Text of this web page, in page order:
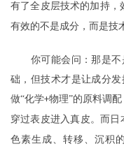
有了全皮层技术的加持，
有效的不是成分，而是技
你可能会问：那是不
础，但技术才是让成分
做“化学+物理”的原料调
穿过表皮进入真皮。而日
色素生成、转移、沉积